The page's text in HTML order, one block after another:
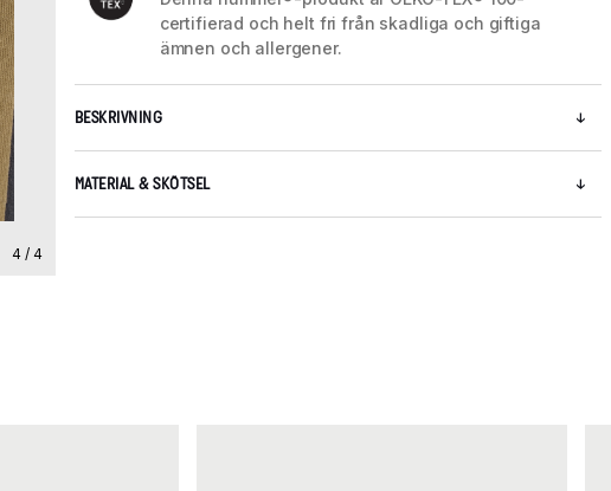
4 / 4
certifierad och helt fri från skadliga och giftiga
ämnen och allergener.
BESKRIVNING
MATERIAL & SKÖTSEL